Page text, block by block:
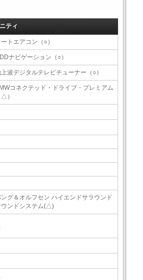
ティ
トエアコン（○）
ナビゲーション（○）
波デジタルテレビチューナー（○）
コネクテッド・ドライブ・プレミアム
）
グ＆オルフセン ハイエンドサラウンド
ウンドシステム(△)